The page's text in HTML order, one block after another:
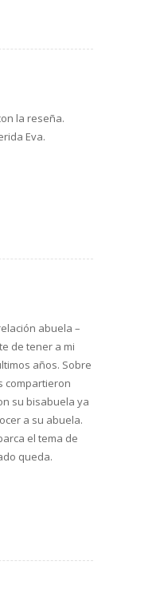
la reseña.
Eva.
abuela –
de tener a mi
años. Sobre
compartieron
su bisabuela ya
a su abuela.
el tema de
queda.